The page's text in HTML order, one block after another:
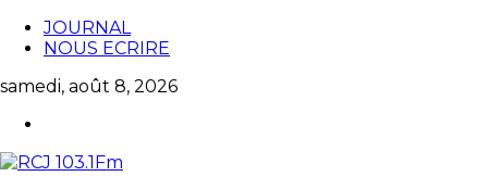
JOURNAL
NOUS ECRIRE
samedi, août 8, 2026